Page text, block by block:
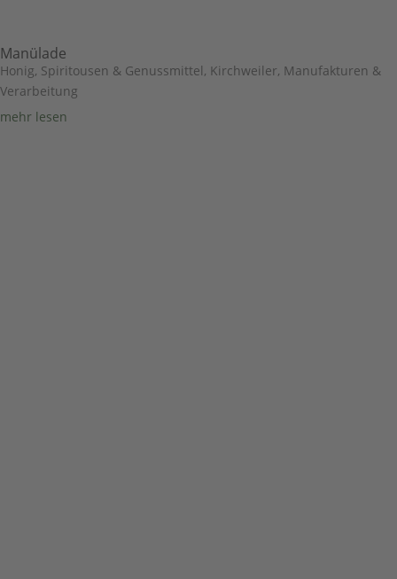
Manülade
Honig, Spiritousen & Genussmittel, Kirchweiler, Manufakturen &
Verarbeitung
mehr lesen